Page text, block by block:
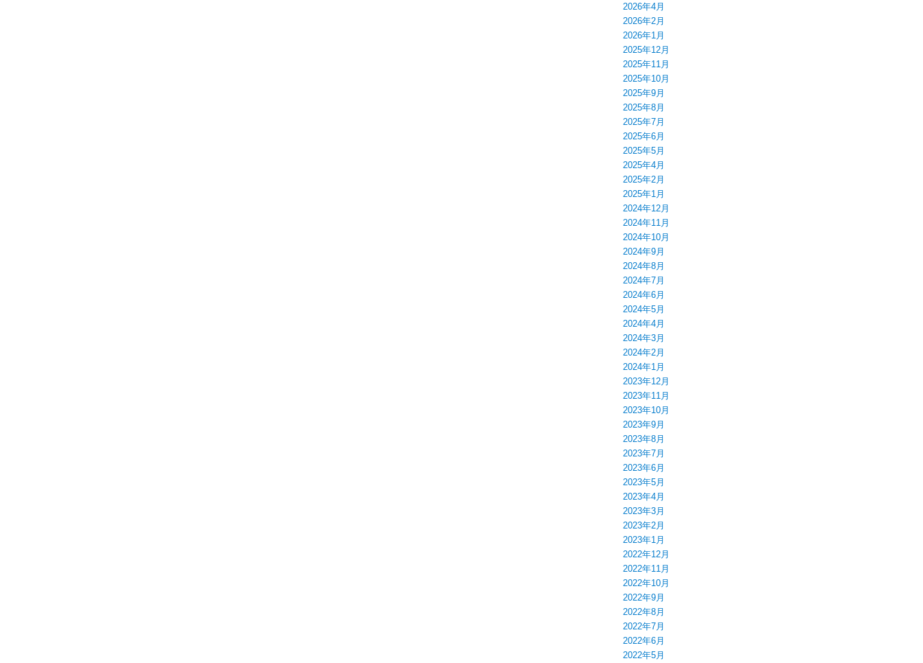
2026年4月
2026年2月
2026年1月
2025年12月
2025年11月
2025年10月
2025年9月
2025年8月
2025年7月
2025年6月
2025年5月
2025年4月
2025年2月
2025年1月
2024年12月
2024年11月
2024年10月
2024年9月
2024年8月
2024年7月
2024年6月
2024年5月
2024年4月
2024年3月
2024年2月
2024年1月
2023年12月
2023年11月
2023年10月
2023年9月
2023年8月
2023年7月
2023年6月
2023年5月
2023年4月
2023年3月
2023年2月
2023年1月
2022年12月
2022年11月
2022年10月
2022年9月
2022年8月
2022年7月
2022年6月
2022年5月